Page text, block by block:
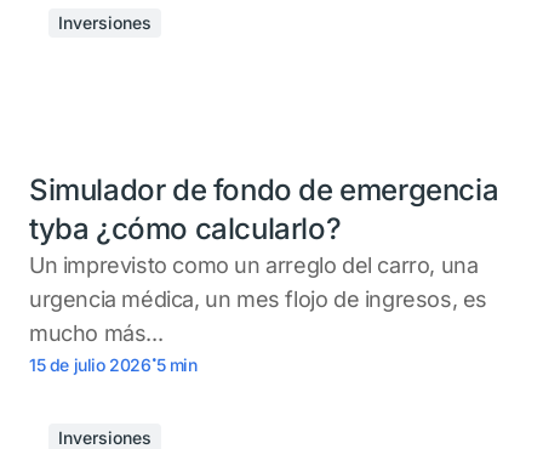
Inversiones
Simulador de fondo de emergencia
tyba ¿cómo calcularlo?
Un imprevisto como un arreglo del carro, una
urgencia médica, un mes flojo de ingresos, es
mucho más...
15 de julio 2026.5 min
Inversiones